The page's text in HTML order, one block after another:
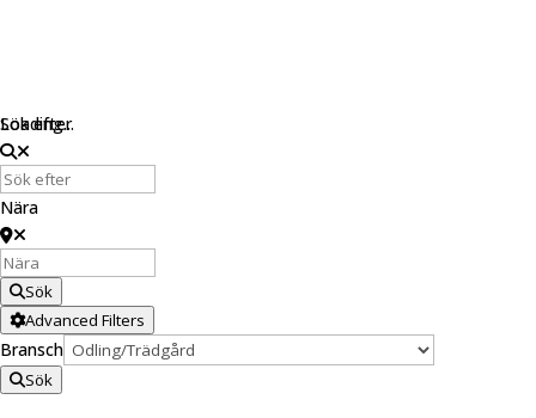
Loading...
Sök efter
Nära
Sök
Advanced Filters
Bransch
Sök